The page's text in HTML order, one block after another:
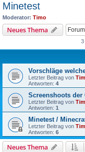
Minetest
Moderator: Timo
Neues Thema
3
Vorschläge
Letzter Beitrag von
Antworten: 4
Screenshoots der
Letzter Beitrag von
Antworten: 1
Minetest /
Letzter Beitrag von
Antworten: 6
Neues Thema